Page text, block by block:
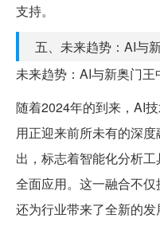
支持。
五、未来趋势：AI与
未来趋势：AI与新奥门
随着2024年的到来，AI
用正迎来前所未有的深
出，标志着智能化分析
全面应用。这一融合不仅
还为行业带来了全新的发